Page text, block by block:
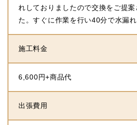
れしておりましたので交換をご提
た。すぐに作業を行い40分で水漏れ
施工料金
6,600円+商品代
出張費用